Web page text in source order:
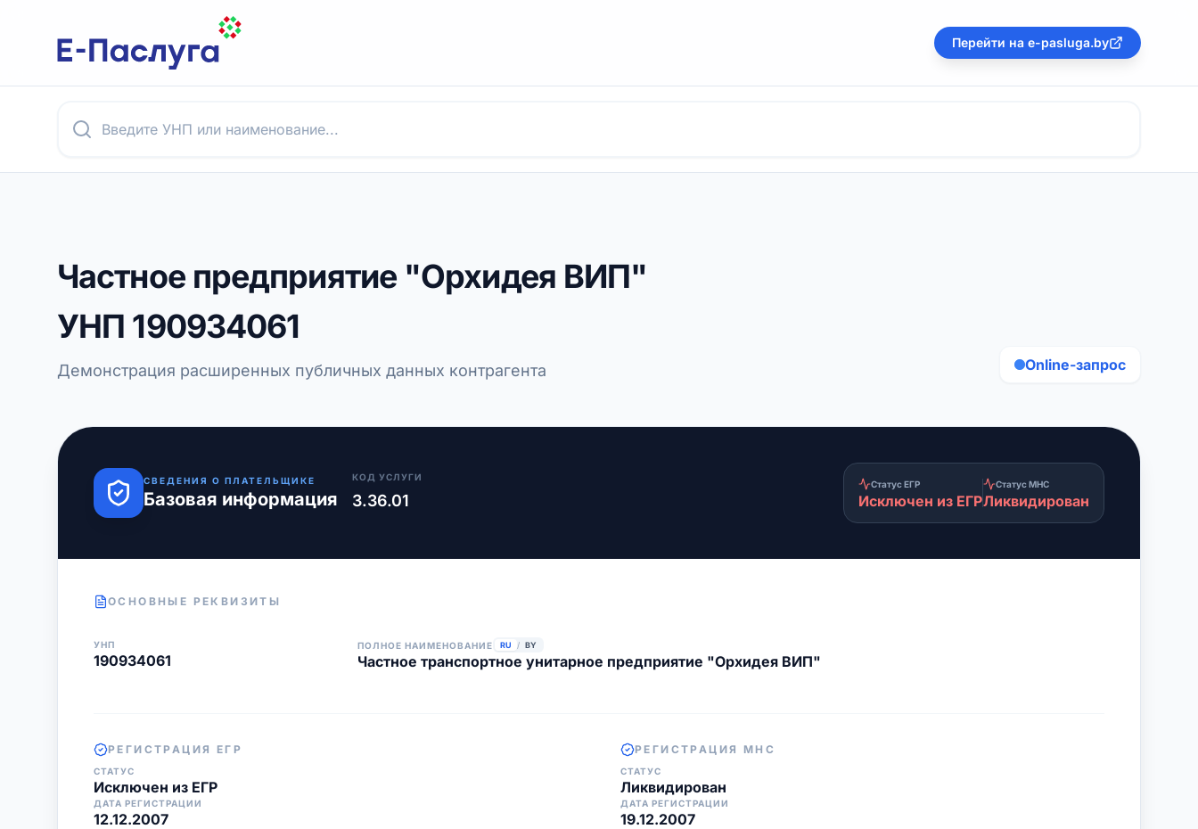
Перейти на e-pasluga.by
Частное предприятие "Орхидея ВИП"
УНП 190934061
Демонстрация расширенных публичных данных контрагента Online-запрос
СВЕДЕНИЯ О ПЛАТЕЛЬЩИКЕ
Базовая информация
КОД УСЛУГИ
3.36.01
Статус ЕГР
Исключен из ЕГР
Статус МНС
Ликвидирован
ОСНОВНЫЕ РЕКВИЗИТЫ
УНП
190934061
ПОЛНОЕ НАИМЕНОВАНИЕ RU / BY
Частное транспортное унитарное предприятие "Орхидея ВИП"
РЕГИСТРАЦИЯ ЕГР
СТАТУС
Исключен из ЕГР
ДАТА РЕГИСТРАЦИИ
12.12.2007
РЕГИСТРАЦИЯ МНС
СТАТУС
Ликвидирован
ДАТА РЕГИСТРАЦИИ
19.12.2007